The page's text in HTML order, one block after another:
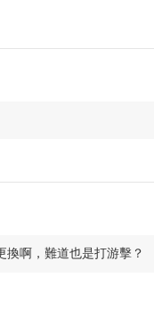
換啊，難道也是打游擊？